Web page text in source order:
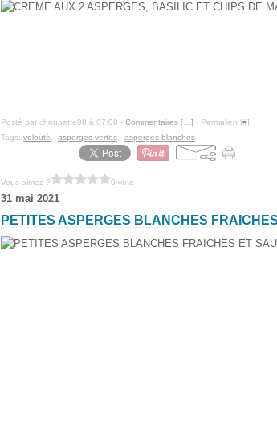
Posté par choupette88 à 07:00 - Commentaires [ ] - Permalien [#]
Tags: velouté asperges vertes asperges blanches
Vous aimez ? 0 vote
31 mai 2021
PETITES ASPERGES BLANCHES